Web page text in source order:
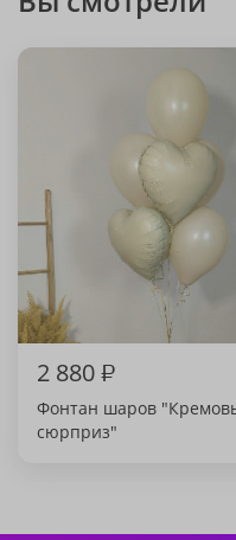
2 880₽
Фонтан шаров
сюрприз"